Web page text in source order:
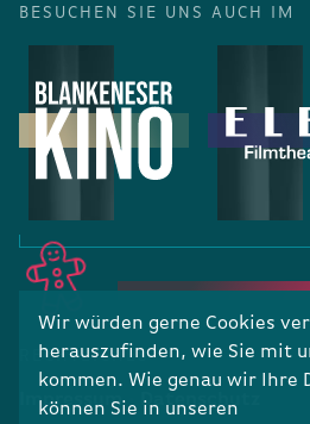
Wir würden gerne Cookies
herauszufinden, wie Sie mit
kommen. Wie genau wir Ihre
können Sie in unseren
BESUCHEN SIE UNS AUCH IM
RECHTLICHES
Impressum Datenschutz